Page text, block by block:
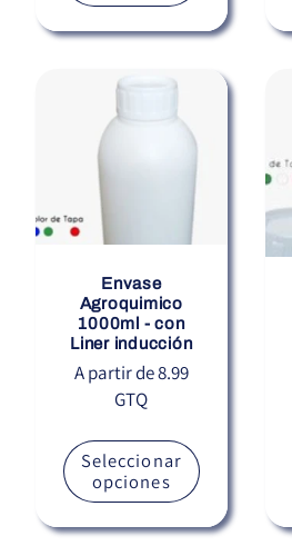
Envase
Agroquimico
1000ml - con
Liner inducción
Precio
habitual
A partir de 8.99
GTQ
Seleccionar
opciones